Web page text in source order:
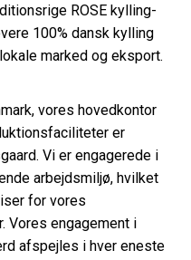
ROSE kylling-
100% dansk kylling
marked og eksport.
vores hovedkontor
er
Vi er engagerede i
arbejdsmiljø, hvilket
for vores
Vores engagement i
afspejles i hver eneste